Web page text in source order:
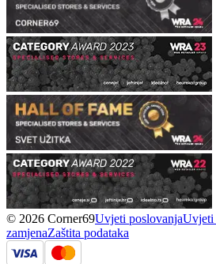
© 2026 Corner69Uvjeti poslovanjaUvjeti
zamjenaZaštita podataka